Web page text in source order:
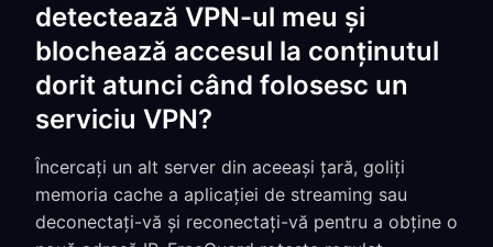
detectează VPN-ul meu și
blochează accesul la conținutul
dorit atunci când folosesc un
serviciu VPN?
Încercați un alt server din aceeași țară, goliți
memoria cache a aplicației de streaming sau
deconectați-vă și reconectați-vă pentru a obține o